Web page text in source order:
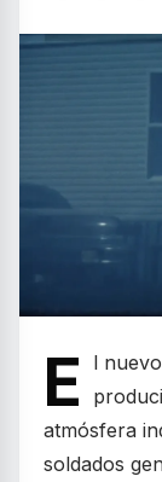
E l
atmósfera
soldados